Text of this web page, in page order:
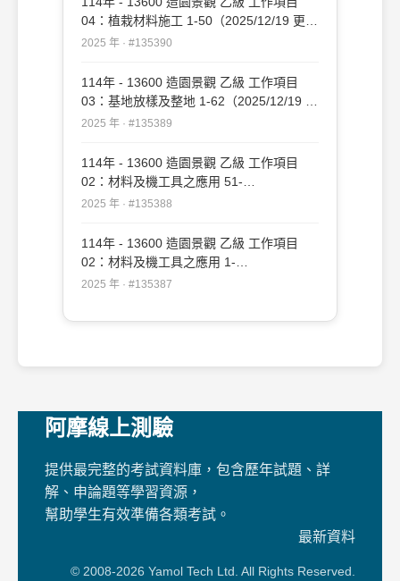
04：植栽材料施工 1-50（2025/12/19 更
新）#135390
2025 年 · #135390
114年 - 13600 造園景觀 乙級 工作項目
03：基地放樣及整地 1-62（2025/12/19 更
新）#135389
2025 年 · #135389
114年 - 13600 造園景觀 乙級 工作項目
02：材料及機工具之應用 51-
109（2025/12/19 更新）#135388
2025 年 · #135388
114年 - 13600 造園景觀 乙級 工作項目
02：材料及機工具之應用 1-
50（2025/12/19 更新）#135387
2025 年 · #135387
阿摩線上測驗
提供最完整的考試資料庫，包含歷年試題、詳
解、申論題等學習資源，
幫助學生有效準備各類考試。
最新資料
© 2008-2026 Yamol Tech Ltd. All Rights Reserved.